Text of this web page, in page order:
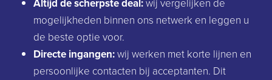
Altijd de scherpste deal:
mogelijkheden binnen ons netwerk en leggen u
de beste optie voor.
Directe ingangen:wij werken met korte lijnen en
persoonlijke contacten bij acceptanten. Dit